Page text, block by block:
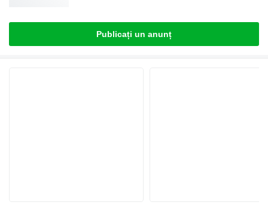
Publicați un anunț